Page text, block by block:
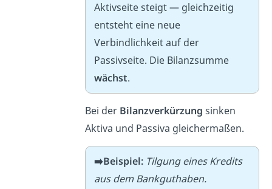
Aktivseite steigt — gleichzeitig
entsteht eine neue
Verbindlichkeit auf der
Passivseite. Die Bilanzsumme
wächst.
Bei der Bilanzverkürzung sinken
Aktiva und Passiva gleichermaßen.
➡️Beispiel: Tilgung eines Kredits
aus dem Bankguthaben.